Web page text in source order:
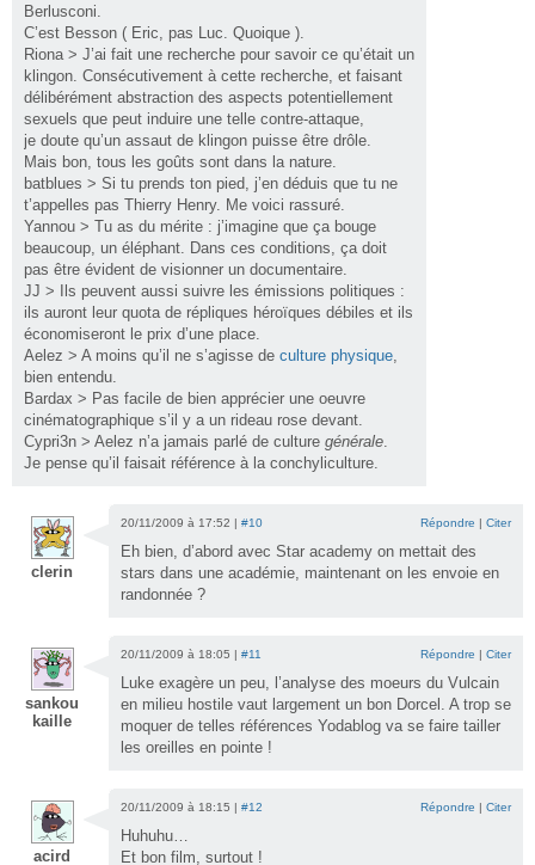
Berlusconi.
C’est Besson ( Eric, pas Luc. Quoique ).
Riona > J’ai fait une recherche pour savoir ce qu’était un
klingon. Consécutivement à cette recherche, et faisant
délibérément abstraction des aspects potentiellement
sexuels que peut induire une telle contre-attaque,
je doute qu’un assaut de klingon puisse être drôle.
Mais bon, tous les goûts sont dans la nature.
batblues > Si tu prends ton pied, j’en déduis que tu ne
t’appelles pas Thierry Henry. Me voici rassuré.
Yannou > Tu as du mérite : j’imagine que ça bouge
beaucoup, un éléphant. Dans ces conditions, ça doit
pas être évident de visionner un documentaire.
JJ > Ils peuvent aussi suivre les émissions politiques :
ils auront leur quota de répliques héroïques débiles et ils
économiseront le prix d’une place.
Aelez > A moins qu’il ne s’agisse de culture physique
bien entendu.
Bardax > Pas facile de bien apprécier une oeuvre
cinématographique s’il y a un rideau rose devant.
Cypri3n > Aelez n’a jamais parlé de culture générale
Je pense qu’il faisait référence à la conchyliculture.
clerin
20/11/2009 à 17:52 | #10 Répondre | Citer
Eh bien, d’abord avec Star academy on mettait des
stars dans une académie, maintenant on les envoie en
randonnée ?
sankou
kaille
20/11/2009 à 18:05 | #11 Répondre | Citer
Luke exagère un peu, l’analyse des moeurs du Vulcain
en milieu hostile vaut largement un bon Dorcel. A trop se
moquer de telles références Yodablog va se faire tailler
les oreilles en pointe !
acird
20/11/2009 à 18:15 | #12 Répondre | Citer
Huhuhu…
Et bon film, surtout !